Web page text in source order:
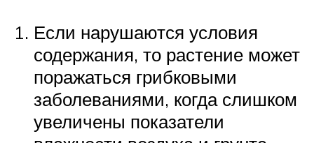
Если нарушаются условия
содержания, то растение может
поражаться грибковыми
заболеваниями, когда слишком
увеличены показатели